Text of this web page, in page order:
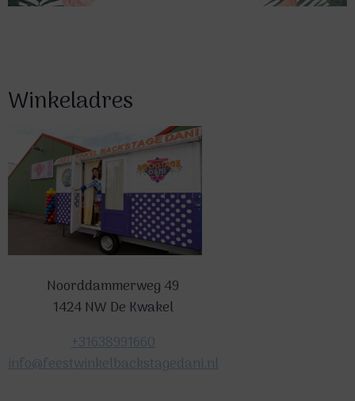
Winkeladres
Noorddammerweg 49
1424 NW De Kwakel
+31638991660
info@feestwinkelbackstagedani.nl